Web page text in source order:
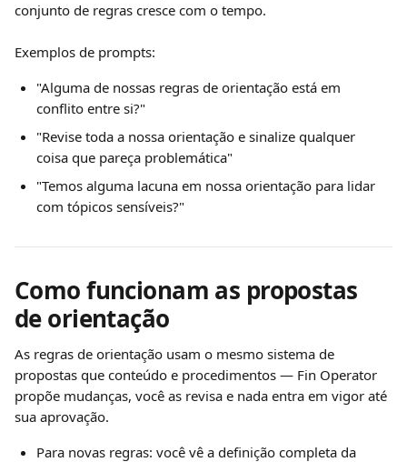
conjunto de regras cresce com o tempo.
Exemplos de prompts:
"Alguma de nossas regras de orientação está em
conflito entre si?"
"Revise toda a nossa orientação e sinalize qualquer
coisa que pareça problemática"
"Temos alguma lacuna em nossa orientação para lidar
com tópicos sensíveis?"
Como funcionam as propostas
de orientação
As regras de orientação usam o mesmo sistema de
propostas que conteúdo e procedimentos — Fin Operator
propõe mudanças, você as revisa e nada entra em vigor até
sua aprovação.
Para novas regras: você vê a definição completa da